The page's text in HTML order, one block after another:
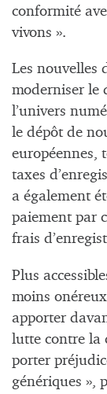
conformité
vivons ».
Les nouvelles
moderniser le
l’univers
le dépôt de
européennes,
taxes
a également
paiement par
frais
Plus
moins
apporter
lutte contre la
porter
génériques »,